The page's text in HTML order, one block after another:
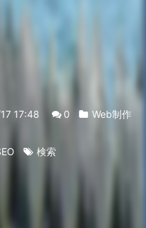
17:48 0 Web制作
検索